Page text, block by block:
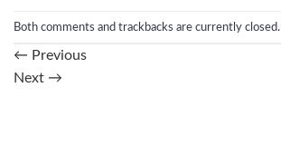
Both comments and trackbacks are currently closed.
← Previous
Next →